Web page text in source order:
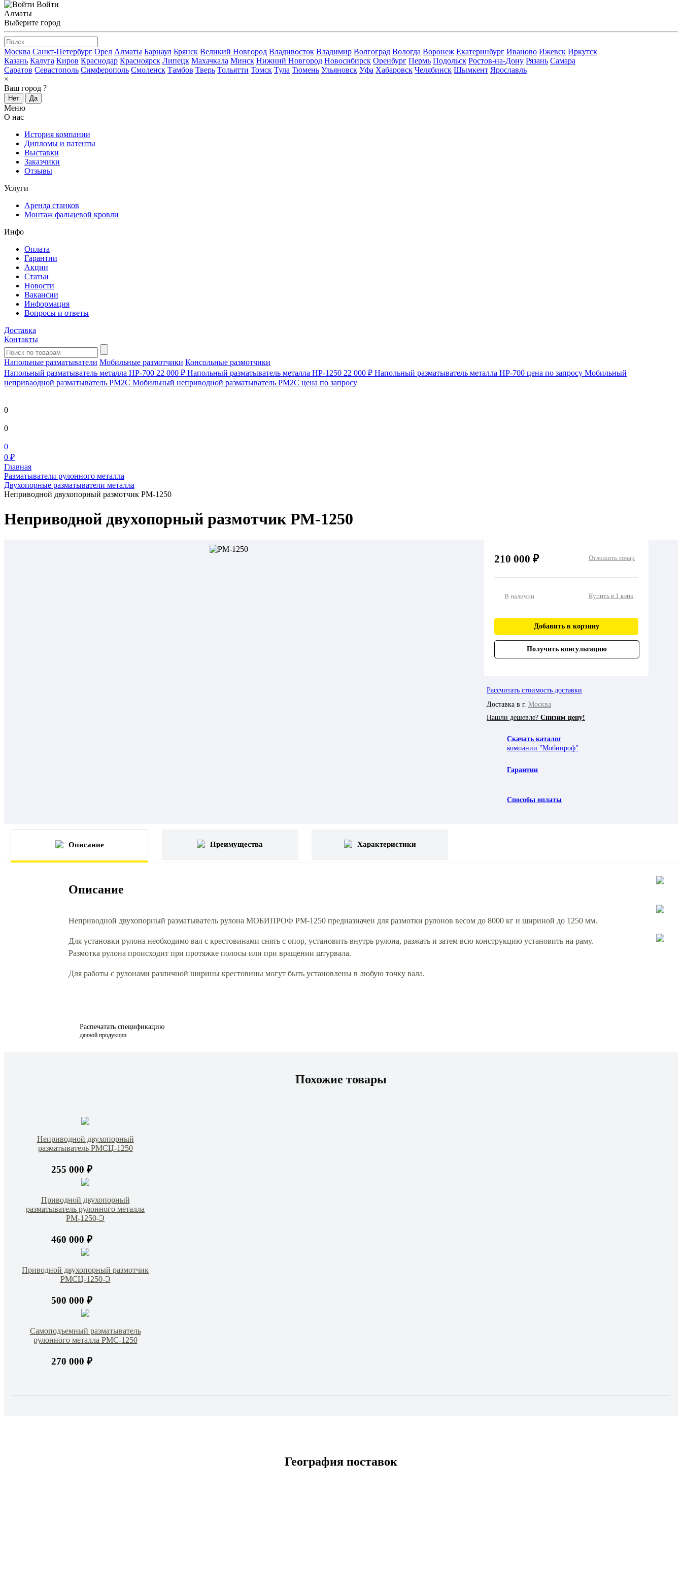
Войти
Алматы
Выберите город
Москва Санкт-Петербург Орел Алматы Барнаул Брянск Великий Новгород Владивосток Владимир Волгоград Вологда Воронеж Екатеринбург Иваново Ижевск Иркутск
Казань Калуга Киров Краснодар Красноярск Липецк Махачкала Минск Нижний Новгород Новосибирск Оренбург Пермь Подольск Ростов-на-Дону Рязань Самара
Саратов Севастополь Симферополь Смоленск Тамбов Тверь Тольятти Томск Тула Тюмень Ульяновск Уфа Хабаровск Челябинск Шымкент Ярославль
×
Ваш город ?
Нет Да
Меню
О нас
История компании
Дипломы и патенты
Выставки
Заказчики
Отзывы
Услуги
Аренда станков
Монтаж фальцевой кровли
Инфо
Оплата
Гарантии
Акции
Статьи
Новости
Вакансии
Информация
Вопросы и ответы
Доставка
Контакты
Напольные разматыватели Мобильные размотчики Консольные размотчики
Напольный разматыватель металла HP-700 22 000 ₽ Напольный разматыватель металла HP-1250 22 000 ₽ Напольный разматыватель металла HP-700 цена по запросу Мобильный
непривaодной разматыватель РМ2С Мобильный неприводной разматыватель РМ2С цена по запросу
0
0
0
0 ₽
Главная
Разматыватели рулонного металла
Двухопорные разматыватели металла
Неприводной двухопорный размотчик РМ-1250
Неприводной двухопорный размотчик РМ-1250
210 000 ₽ Отложить товар
В наличии Купить в 1 клик
Добавить в корзину
Получить консультацию
Рассчитать стоимость доставки
Доставка в г. Москва
Нашли дешевле? Снизим цену!
Скачать каталог
компании "Мобипроф"
Гарантии
Способы оплаты
Описание Преимущества Характеристики
Описание
Неприводной двухопорный разматыватель рулона МОБИПРОФ РМ-1250 предназначен для размотки рулонов весом до 8000 кг и шириной до 1250 мм.
Для установки рулона необходимо вал с крестовинами снять с опор, установить внутрь рулона, разжать и затем всю конструкцию установить на раму.
Размотка рулона происходит при протяжке полосы или при вращении штурвала.
Для работы с рулонами различной ширины крестовины могут быть установлены в любую точку вала.
Распечатать спецификацию
данной продукции
Похожие товары
Неприводной двухопорный
разматыватель РМСЦ-1250
255 000 ₽
Приводной двухопорный
разматыватель рулонного металла
РМ-1250-Э
460 000 ₽
Приводной двухопорный размотчик
РМСЦ-1250-Э
500 000 ₽
Самоподъемный разматыватель
рулонного металла РМС-1250
270 000 ₽
География поставок